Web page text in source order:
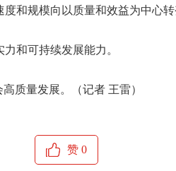
和规模向以质量和效益为中心转
和可持续发展能力。
质量发展。（记者 王雷）
赞0